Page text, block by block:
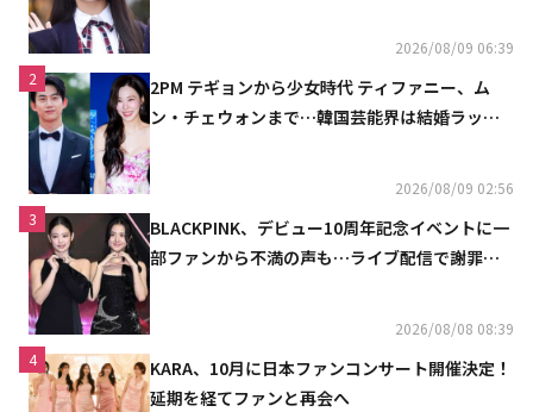
2026/08/09 06:39
2
2PM テギョンから少女時代 ティファニー、ム
ン・チェウォンまで…韓国芸能界は結婚ラッシ
2026/08/09 02:56
3
BLACKPINK、デビュー10周年記念イベントに一
部ファンから不満の声も…ライブ配信で謝罪
2026/08/08 08:39
4
KARA、10月に日本ファンコンサート開催決定！
延期を経てファンと再会へ